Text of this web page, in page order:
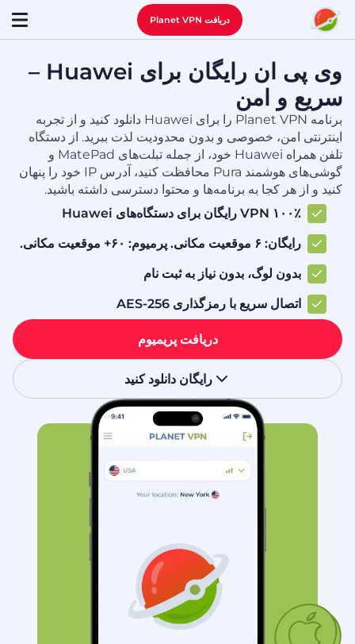
دریافت Planet VPN
وی پی ان رایگان برای Huawei –
سریع و امن
برنامه Planet VPN را برای Huawei دانلود کنید و از تجربه
اینترنتی امن، خصوصی و بدون محدودیت لذت ببرید. از دستگاه
تلفن همراه Huawei خود، از جمله تبلت‌های MatePad و
گوشی‌های هوشمند Pura محافظت کنید، آدرس IP خود را پنهان
کنید و از هر کجا به برنامه‌ها و محتوا دسترسی داشته باشید.
VPN ۱۰۰٪ رایگان برای دستگاه‌های Huawei
رایگان: ۶ موقعیت مکانی. پرمیوم: ۶۰+ موقعیت مکانی.
بدون لوگ، بدون نیاز به ثبت نام
اتصال سریع با رمزگذاری AES-256
دریافت پریمیوم
رایگان دانلود کنید